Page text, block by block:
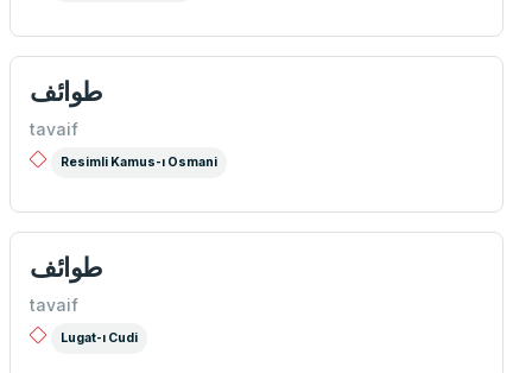
طوائف
tavaif
Resimli Kamus-ı Osmani
طوائف
tavaif
Lugat-ı Cudi